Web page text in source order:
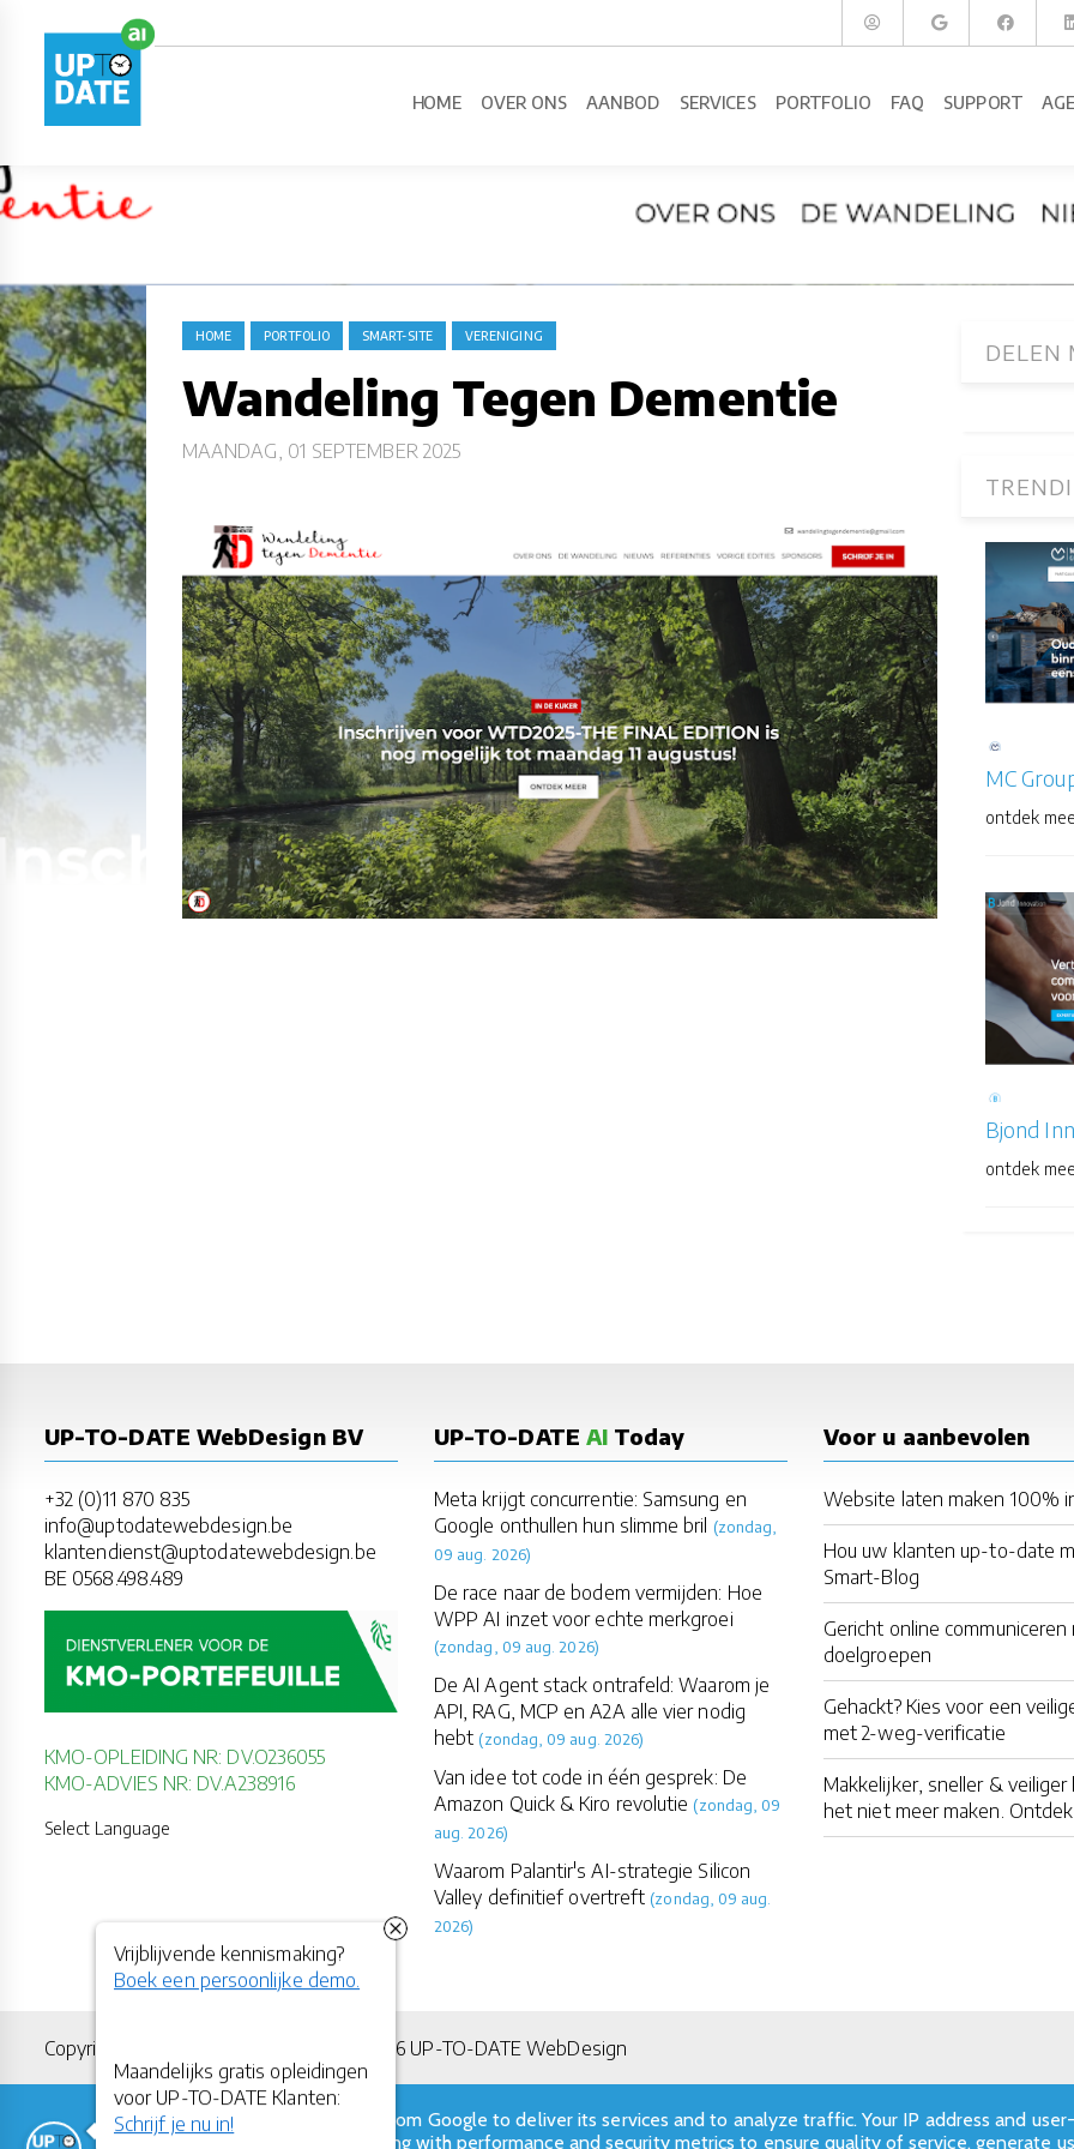
HOME OVER ONS AANBOD SERVICES PORTFOLIO FAQ SUPPORT
HOME PORTFOLIO SMART-SITE VERENIGING
Wandeling Tegen Dementie
MAANDAG, 01 SEPTEMBER 2025
DELEN
MC
ontdek
Bjond
ontdek
UP-TO-DATE WebDesign BV
+32 (0)11 870 835
info@uptodatewebdesign.be
klantendienst@uptodatewebdesign.be
BE 0568.498.489
KMO-OPLEIDING NR: DV.O236055
KMO-ADVIES NR: DV.A238916
Select Language
UP-TO-DATE AI Today
Meta krijgt concurrentie: Samsung en
Google onthullen hun slimme bril (zondag,
09 aug. 2026)
De race naar de bodem vermijden: Hoe
WPP AI inzet voor echte merkgroei
(zondag, 09 aug. 2026)
De AI Agent stack ontrafeld: Waarom je
API, RAG, MCP en A2A alle vier nodig
hebt (zondag, 09 aug. 2026)
Van idee tot code in één gesprek: De
Amazon Quick & Kiro revolutie (zondag, 09
aug. 2026)
Waarom Palantir's AI-strategie Silicon
Valley definitief overtreft (zondag, 09 aug.
2026)
Voor u aanbevolen
Website laten maken 100%
Hou uw klanten up-to-date
Smart-Blog
Gericht online
doelgroepen
Gehackt? Kies voor een
met 2-weg-verificatie
Makkelijker, sneller &
het niet meer maken.
Copyright All Rights Reserved © 2011-2026 UP-TO-DATE WebDesign
This site uses cookies from Google to deliver its services and to analyze traffic. Your IP address and
shared with Google along with performance and security metrics to ensure quality of service, generate
Vrijblijvende kennismaking?
Boek een persoonlijke demo.
Maandelijks gratis opleidingen
voor UP-TO-DATE Klanten:
Schrijf je nu in!